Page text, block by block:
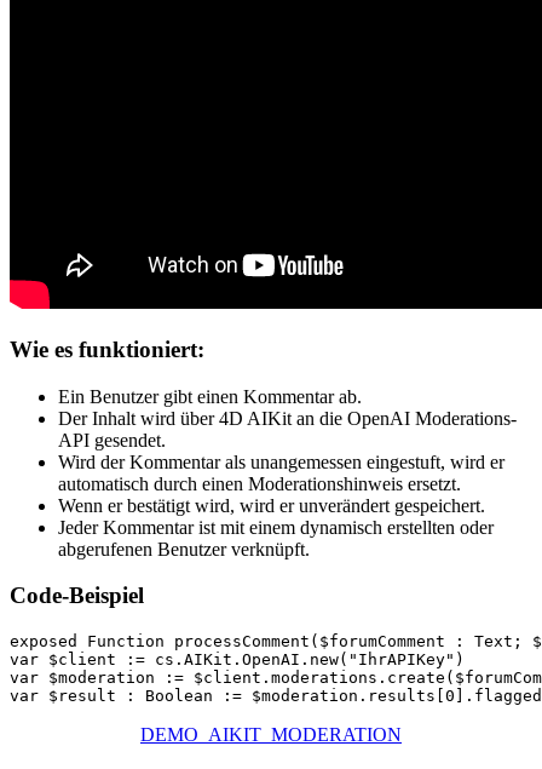
Wie es funktioniert:
Ein Benutzer gibt einen Kommentar ab.
Der Inhalt wird über 4D AIKit an die OpenAI Moderations-
API gesendet.
Wird der Kommentar als unangemessen eingestuft, wird er
automatisch durch einen Moderationshinweis ersetzt.
Wenn er bestätigt wird, wird er unverändert gespeichert.
Jeder Kommentar ist mit einem dynamisch erstellten oder
abgerufenen Benutzer verknüpft.
Code-Beispiel
exposed Function processComment($forumComment :
var $client := cs.AIKit.OpenAI.new("IhrAPIKey")
var $moderation :=
var $result : Boolean := $moderation.results[0].flagged
DEMO_AIKIT_MODERATION